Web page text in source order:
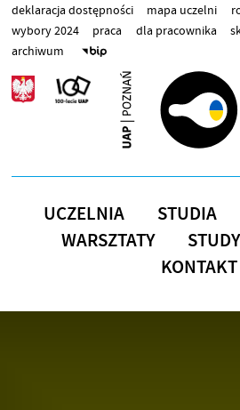
Przejdź do treści
deklaracja dostępności mapa uczelni
wybory 2024
praca dla pracownika
archiwum
UCZELNIA STUDIA
WARSZTATY
KONTAKT